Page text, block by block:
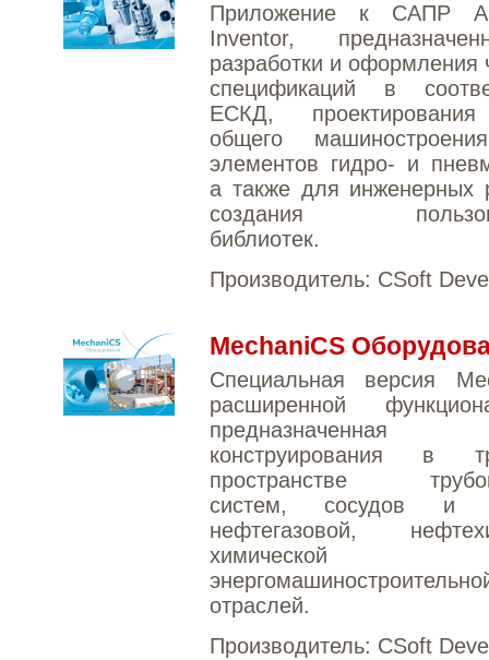
Приложение к САПР
Inventor,
разработки и оформления
спецификаций в
ЕСКД,
общего
элементов гидро- и
а также для инженерных
создания
библиотек.
Производитель: CSoft
MechaniCS
Специальная версия
расширенной
конструирования в
пространстве
систем, сосудов и
нефтегазовой,
отраслей.
Производитель: CSoft